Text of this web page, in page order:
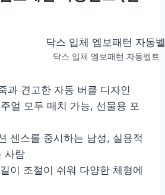
닥스 입체 엠보패턴 자동벨트
과 견고한 자동 버클 디자인
얼 모두 매치 가능, 선물용 포
센스를 중시하는 남성, 실용적
사람
이 조절이 쉬워 다양한 체형에